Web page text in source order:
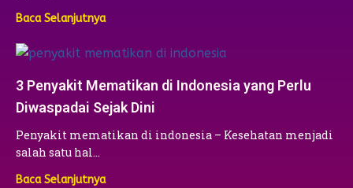
Baca Selanjutnya
3 Penyakit Mematikan di Indonesia yang Perlu
Diwaspadai Sejak Dini
Penyakit mematikan di indonesia – Kesehatan menjadi
salah satu hal…
Baca Selanjutnya